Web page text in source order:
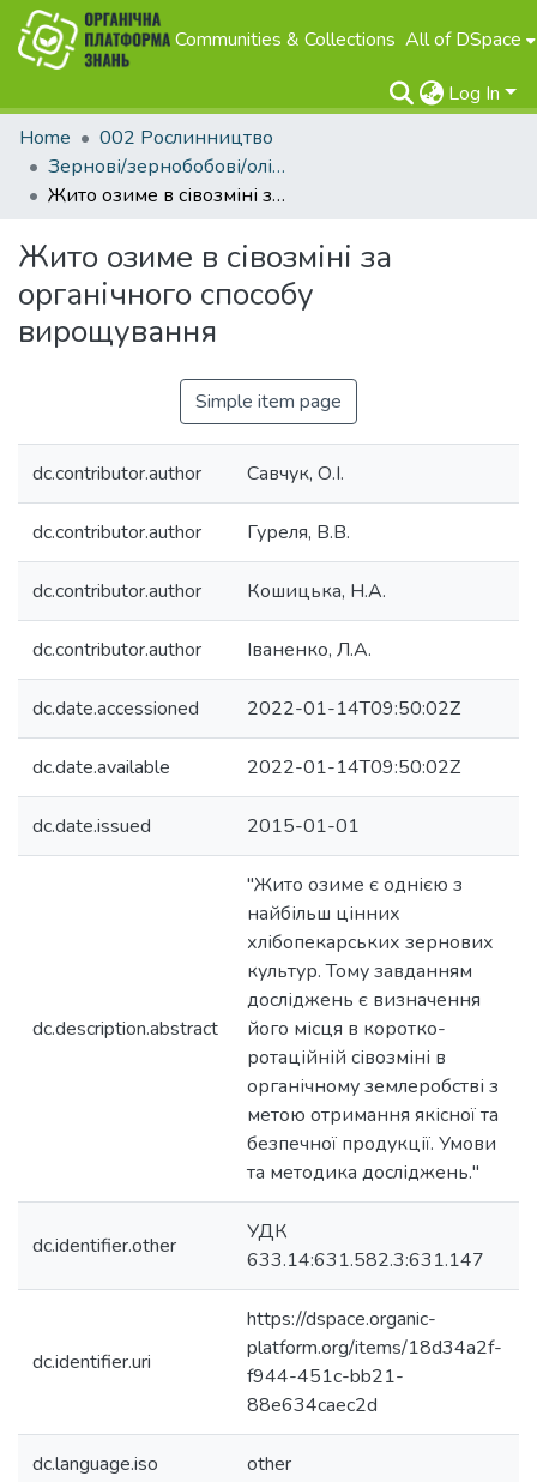
Communities & Collections All of DSpace
Log In
Home
002 Рослинництво
Зернові/зернобобові/олійні
Жито озиме в сівозміні за органічного способу вирощування
Жито озиме в сівозміні за
органічного способу
вирощування
Simple item page
dc.contributor.author Савчук, О.І.
dc.contributor.author Гуреля, В.В.
dc.contributor.author Кошицька, Н.А.
dc.contributor.author Іваненко, Л.А.
dc.date.accessioned 2022-01-14T09:50:02Z
dc.date.available 2022-01-14T09:50:02Z
dc.date.issued 2015-01-01
dc.description.abstract
"Жито озиме є однією з
найбільш цінних
хлібопекарських зернових
культур. Тому завданням
досліджень є визначення
його місця в коротко-
ротаційній сівозміні в
органічному землеробстві з
метою отримання якісної та
безпечної продукції. Умови
та методика досліджень."
dc.identifier.other
УДК
633.14:631.582.3:631.147
dc.identifier.uri
https://dspace.organic-
platform.org/items/18d34a2f-
f944-451c-bb21-
88e634caec2d
dc.language.iso other